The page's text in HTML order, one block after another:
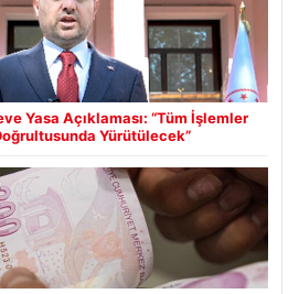
Yasa Açıklaması: “Tüm İşlemler
Yürütülecek”